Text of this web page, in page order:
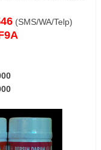
(SMS/WA/Telp)